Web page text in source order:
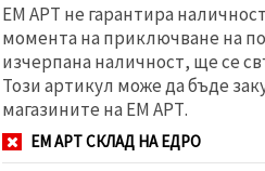
ЕМ АРТ не гарантира
момента на приключване на
изчерпана наличност, ще се
Този артикул може да бъде
магазините на ЕМ АРТ.
ЕМ АРТ СКЛАД НА ЕДРО